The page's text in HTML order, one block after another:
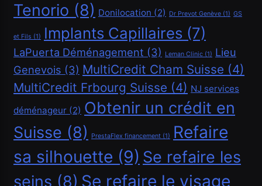
Demander un crédit de 20000 CHF
Avril 21, 2025
Tenorio (8) Donilocation (2) Dr Prevot Genève (1) GS
et Fils (1) Implants Capillaires (7)
LaPuerta Déménagement (3) Leman Clinic (1) Lieu
Genevois (3) MultiCredit Cham Suisse (4)
MultiCredit Frbourg Suisse (4) NJ services
déménageur (2) Obtenir un crédit en
Suisse (8) PrestaFlex financement (1)
Refaire
sa silhouette (9) Se refaire les
seins (8) Se refaire le visage